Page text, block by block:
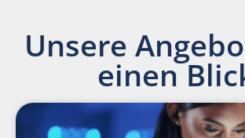
Unsere
einen